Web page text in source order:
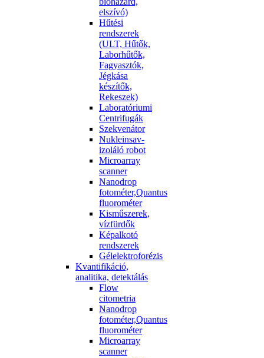
elszívó)
Hűtési
rendszerek
(ULT, Hűtők,
Laborhűtők,
Fagyasztók,
Jégkása
készítők,
Rekeszek)
Laboratóriumi
Centrifugák
Szekvenátor
Nukleinsav-
izoláló robot
Microarray
scanner
Nanodrop
fotométer,Quantus
fluorométer
Kisműszerek,
vízfürdők
Képalkotó
rendszerek
Gélelektroforézis
Kvantifikáció,
analitika, detektálás
Flow
citometria
Nanodrop
fotométer,Quantus
fluorométer
Microarray
scanner